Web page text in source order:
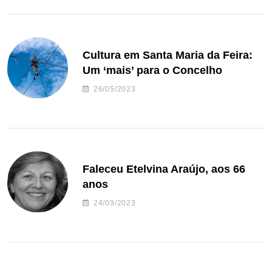
Cultura em Santa Maria da Feira:
Um ‘mais’ para o Concelho
26/05/2023
Faleceu Etelvina Araújo, aos 66
anos
24/03/2023